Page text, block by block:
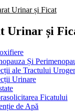
Urinar și Ficat
Urinar și
Și
ale Tractului
Urinare
Ficatului
de Apă